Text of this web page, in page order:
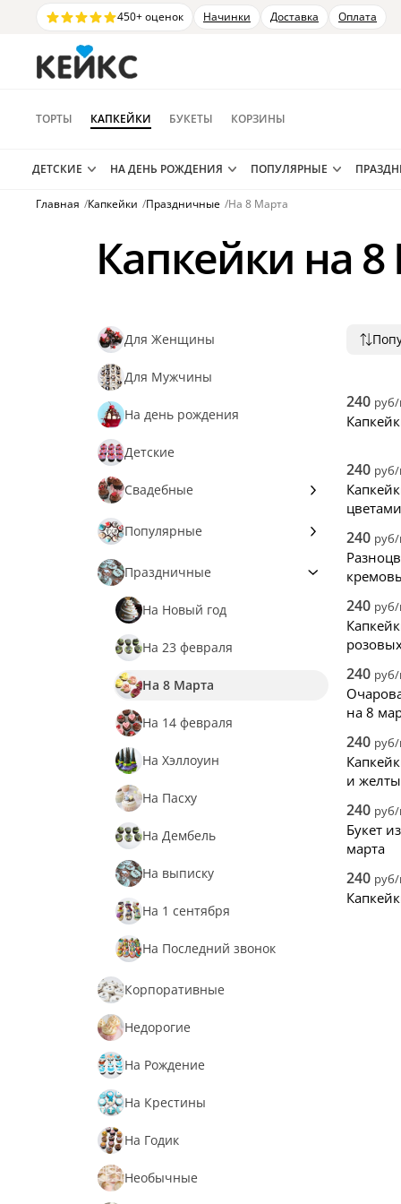
450+ оценок Начинки Доставка Оплата
ТОРТЫ КАПКЕЙКИ БУКЕТЫ КОРЗИНЫ
ДЕТСКИЕ НА ДЕНЬ РОЖДЕНИЯ ПОПУЛЯРНЫЕ
Главная /Капкейки /Праздничные /На 8 Марта
Капкейки на
Для Женщины
Для Мужчины
На день рождения
Детские
Свадебные
На Девичник
Популярные
Со Смайликами
С Именами
Красный Бархат
С Кремом
Шоколадные
Футбольные
Пиратские
С Фотопечатью
Шанель
С Фруктами и Ягодами
Букет из капкейков
С Машинками
С Надписями
Хоккей
Для Врачей
Праздничные
На Новый год
На 23 февраля
На 8 Марта
На 14 февраля
На Хэллоуин
На Пасху
На Дембель
На выписку
На 1 сентября
На Последний звонок
Корпоративные
Недорогие
На Рождение
На Крестины
На Годик
Необычные
240
240
цветами
240
240
240
на 8
240
и
240
Букет
марта
240